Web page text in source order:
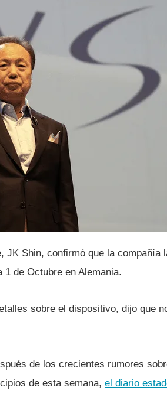
JK Shin, confirmó que la compañí­a
1 de Octubre en Alemania.
sobre el dispositivo, dijo que
de los crecientes rumores
de esta semana, el diario